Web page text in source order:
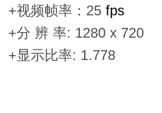
+视频帧率：25 fps
+分 辨 率: 1280 x 720
+显示比率: 1.778